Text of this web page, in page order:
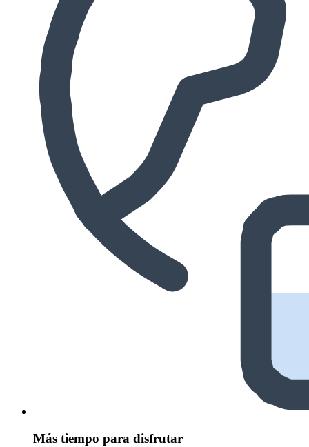
Más tiempo para disfrutar